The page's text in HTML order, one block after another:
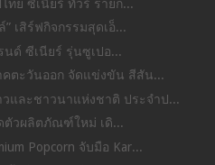
ทย ซีเนียร์ ทัวร์ รายก...
เสิร์ฟกิจกรรมสุดเอ็...
ด์ ซีเนียร์ รุ่นซูเปอ...
ตะวันออก จัดแข่งขัน สีสัน...
และชาวนาแห่งชาติ ประจำป...
ตัวผลิตภัณฑ์ใหม่ เดิ...
Popcorn จับมือ Kar...